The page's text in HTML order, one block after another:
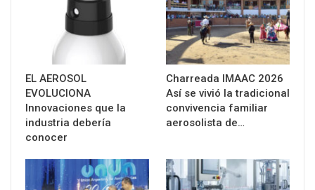
EL AEROSOL
EVOLUCIONA
Innovaciones que la
industria debería
conocer
Charreada IMAAC 2026
Así se vivió la tradicional
convivencia familiar
aerosolista de…